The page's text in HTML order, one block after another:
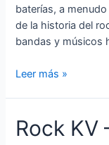
baterías, a
de la historia del
bandas y músicos
Rock
Inusual
Leer más »
Rock